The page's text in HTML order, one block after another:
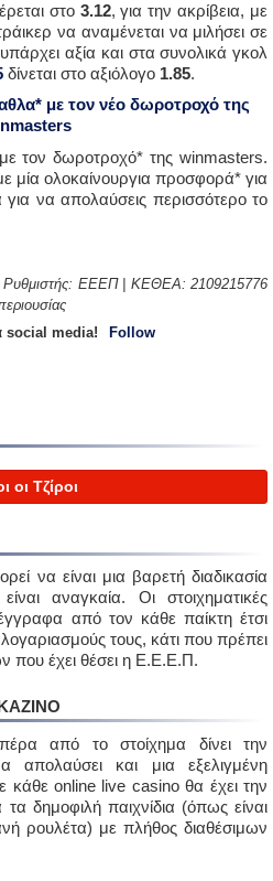
στο 3.12, για την ακρίβεια, με
να αναμένεται να μιλήσει σε
αξία και στα συνολικά γκολ
δίνεται στο αξιόλογο 1.85.
με τον νέο δωροτροχό της
με τον δωροτροχό* της winmasters.
μία ολοκαίνουργια προσφορά* για
να απολαύσεις περισσότερο το
Ρυθμιστής: ΕΕΕΠ | ΚΕΘΕΑ: 2109215776
social media!
Follow
οι Τζίροι
να είναι μια βαρετή διαδικασία
αναγκαία. Οι στοιχηματικές
από τον κάθε παίκτη έτσι
τους, κάτι που πρέπει
που έχει θέσει η Ε.Ε.Ε.Π.
από το στοίχημα δίνει την
απολαύσει και μια εξελιγμένη
κάθε online live casino θα έχει την
δημοφιλή παιχνίδια (όπως είναι
ρουλέτα) με πλήθος διαθέσιμων